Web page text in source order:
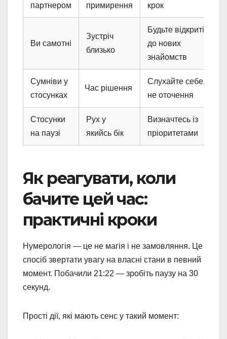
партнером
примирення
крок
Ви самотні
Зустріч
близько
Будьте відкриті
до нових
знайомств
Сумніви у
стосунках
Час рішення
Слухайте себе, а
не оточення
Стосунки
на паузі
Рух у
якийсь бік
Визначтесь із
пріоритетами
Як реагувати, коли
бачите цей час:
практичні кроки
Нумерологія — це не магія і не замовляння. Це
спосіб звертати увагу на власні стани в певний
момент. Побачили 21:22 — зробіть паузу на 30
секунд.
Прості дії, які мають сенс у такий момент: